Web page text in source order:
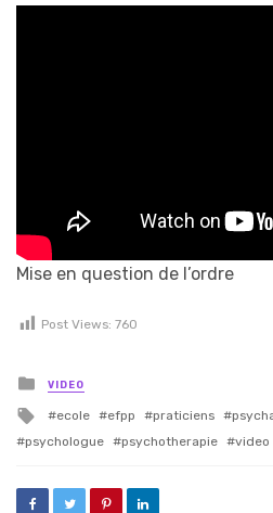
Mise en question de l’ordre
Post Views: 760
Posted in
VIDEO
Tagged with
ecole efpp praticiens
psychologue
psychotherapie video